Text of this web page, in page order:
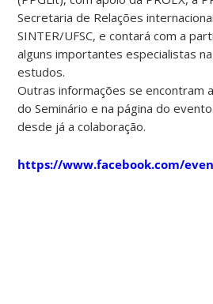
Secretaria de Relações
SINTER/UFSC, e contará com a
alguns importantes especialistas
estudos.
Outras informações se encontram
do Seminário e na página do
desde já a colaboração.
https://www.facebook.com/